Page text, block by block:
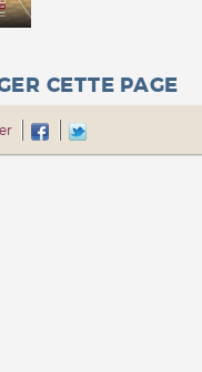
CETTE PAGE